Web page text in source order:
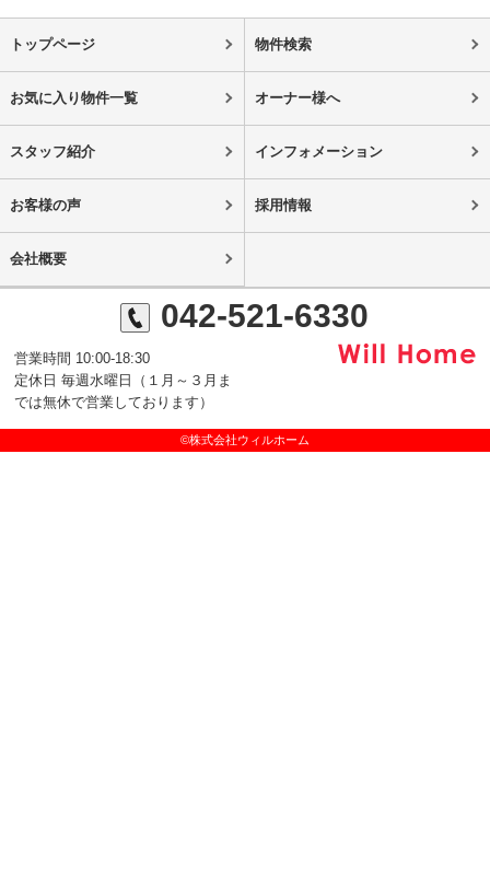
トップページ 物件検索
お気に入り物件一覧 オーナー様へ
スタッフ紹介 インフォメーション
お客様の声 採用情報
会社概要
042-521-6330
営業時間 10:00-18:30
定休日 毎週水曜日（１月～３月ま
では無休で営業しております）
©株式会社ウィルホーム